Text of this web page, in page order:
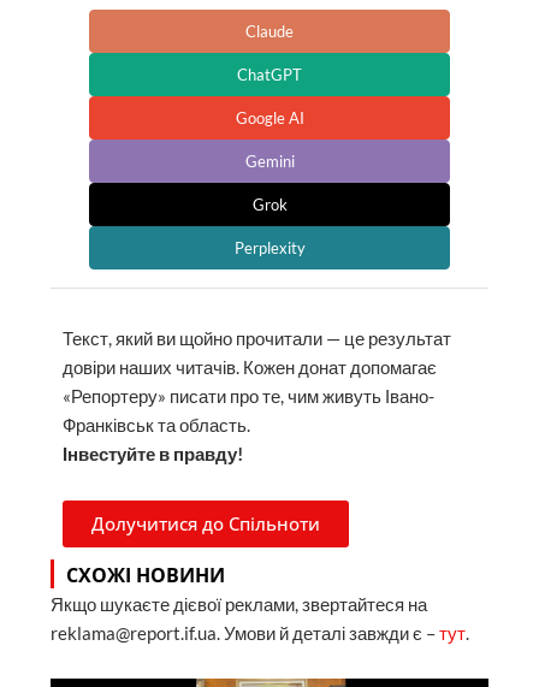
Claude
ChatGPT
Google AI
Gemini
Grok
Perplexity
Текст, який ви щойно прочитали — це результат
довіри наших читачів. Кожен донат допомагає
«Репортеру» писати про те, чим живуть Івано-
Франківськ та область.
Інвестуйте в правду!
Долучитися до Спільноти
СХОЖІ НОВИНИ
Якщо шукаєте дієвої реклами, звертайтеся на
reklama@report.if.ua. Умови й деталі завжди є –тут.